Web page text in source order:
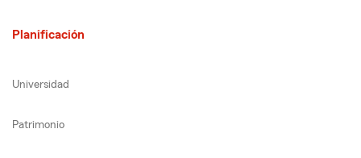
Planificación
Universidad
Patrimonio